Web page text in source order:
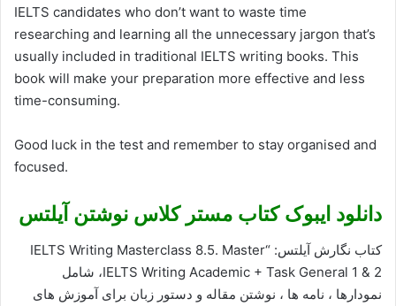
IELTS candidates who don’t want to waste time
researching and learning all the unnecessary jargon that’s
usually included in traditional IELTS writing books. This
book will make your preparation more effective and less
time-consuming.
Good luck in the test and remember to stay organised and
focused.
دانلود ایبوک کتاب مستر کلاس نوشتن آیلتس
کتاب نگارش آیلتس: “IELTS Writing Masterclass 8.5. Master
IELTS Writing Academic + Task General 1 & 2، شامل
نمودارها ، نامه ها ، نوشتن مقاله و دستور زبان برای آموزش های